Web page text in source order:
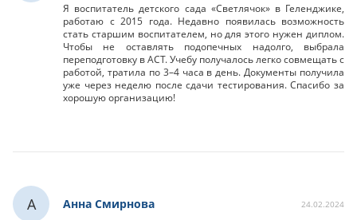
Я воспитатель детского сада «Светлячок» в Геленджике,
работаю с 2015 года. Недавно появилась возможность
стать старшим воспитателем, но для этого нужен диплом.
Чтобы не оставлять подопечных надолго, выбрала
переподготовку в АСТ. Учебу получалось легко совмещать с
работой, тратила по 3–4 часа в день. Документы получила
уже через неделю после сдачи тестирования. Спасибо за
хорошую организацию!
А Анна Смирнова 24.02.2024